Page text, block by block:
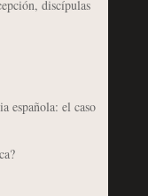
discípulas
española: el caso